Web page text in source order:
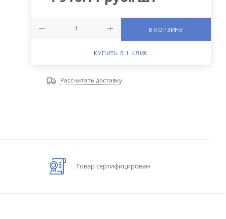
В КОРЗИНУ
КУПИТЬ В 1 КЛИК
Рассчитать доставку
Товар сертифицирован